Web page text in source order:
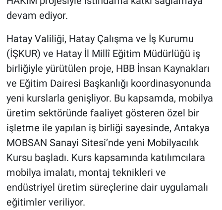
devam ediyor.
Hatay Valiliği, Hatay Çalışma ve İş Kurumu
(İŞKUR) ve Hatay İl Millî Eğitim Müdürlüğü iş
birliğiyle yürütülen proje, HBB İnsan Kaynakları
ve Eğitim Dairesi Başkanlığı koordinasyonunda
yeni kurslarla genişliyor. Bu kapsamda, mobilya
üretim sektöründe faaliyet gösteren özel bir
işletme ile yapılan iş birliği sayesinde, Antakya
MOBSAN Sanayi Sitesi’nde yeni Mobilyacılık
Kursu başladı. Kurs kapsamında katılımcılara
mobilya imalatı, montaj teknikleri ve
endüstriyel üretim süreçlerine dair uygulamalı
eğitimler veriliyor.